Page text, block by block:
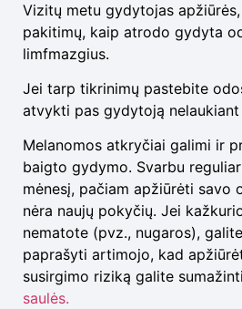
Vizitų metu gydytojas
pakitimų, kaip atrodo gydyta
limfmazgius.
Jei tarp tikrinimų pastebite
atvykti pas gydytoją
Melanomos atkryčiai galimi ir
baigto gydymo. Svarbu
mėnesį, pačiam apžiūrėti savo
nėra naujų pokyčių. Jei
nematote (pvz., nugaros),
paprašyti artimojo, kad
susirgimo riziką galite sumažinti
saulės.